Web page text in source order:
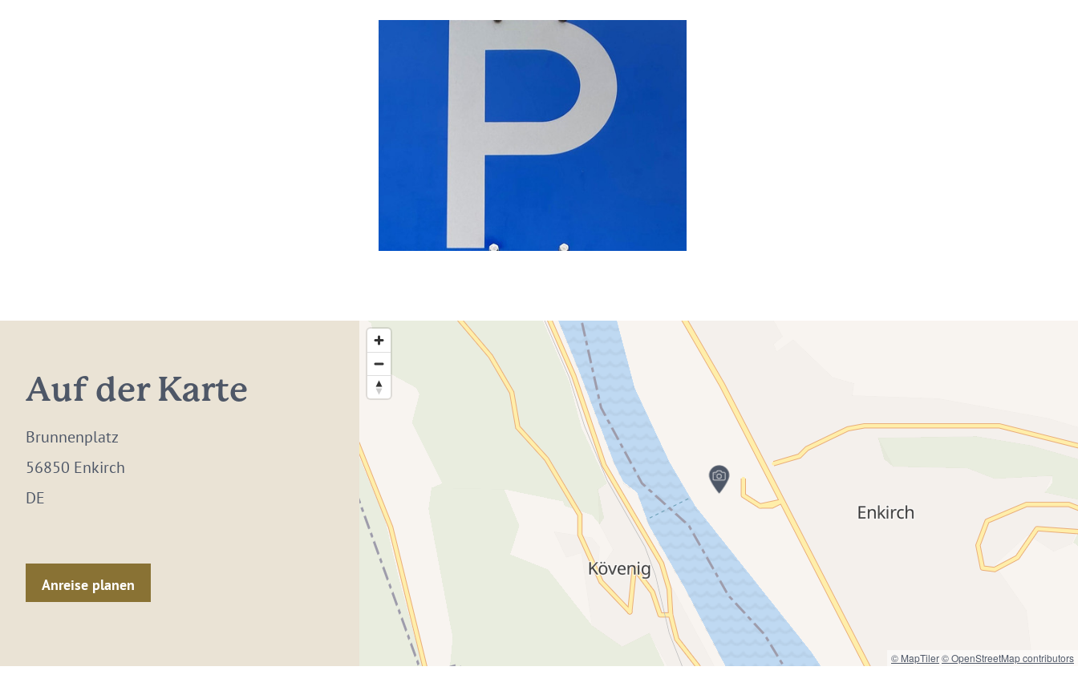
Auf der Karte
Brunnenplatz
56850 Enkirch
DE
Anreise planen
© MapTiler© OpenStreetMap contributors